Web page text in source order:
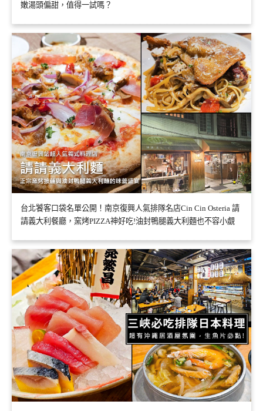
嫩湯頭偏甜，值得一試嗎？
台北饕客口袋名單公開！南京復興人氣排隊名店Cin Cin Osteria 請
請義大利餐廳，窯烤PIZZA神好吃!油封鴨腿義大利麵也不容小覷